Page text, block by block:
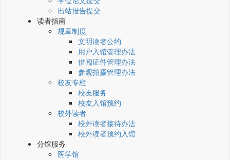
出站报告提交
读者指南
规章制度
文明读者公约
用户入馆管理办法
借阅证件管理办法
参观拍摄管理办法
校友专栏
校友服务
校友入馆预约
校外读者
校外读者接待办法
校外读者预约入馆
分馆服务
医学馆